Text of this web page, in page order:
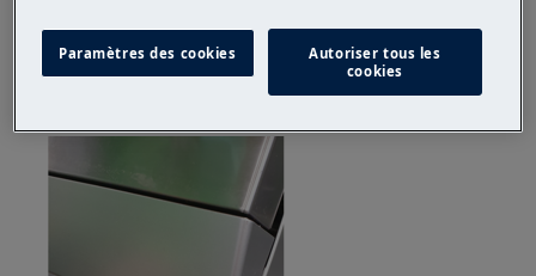
2. Le cas échéant, décrochez et retirez le socle
en poussant dans la partie inférieure (droite et
Paramètres des cookies
Autoriser tous les
cookies